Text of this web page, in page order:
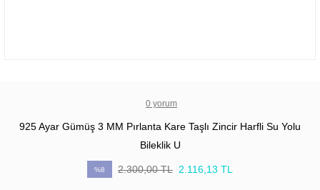
0 yorum
925 Ayar Gümüş 3 MM Pırlanta Kare Taşlı Zincir Harfli Su Yolu
Bileklik U
%8 2.300,00 TL 2.116,13 TL